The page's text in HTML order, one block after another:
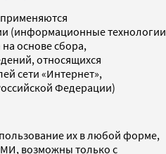
(информационные технологии
основе сбора,
относящихся
сети «Интернет»,
Федерации)
их в любой форме,
возможны только с